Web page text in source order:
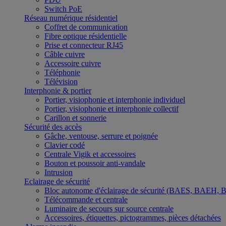
Switch PoE
Réseau numérique résidentiel
Coffret de communication
Fibre optique résidentielle
Prise et connecteur RJ45
Câble cuivre
Accessoire cuivre
Téléphonie
Télévision
Interphonie & portier
Portier, visiophonie et interphonie individuel
Portier, visiophonie et interphonie collectif
Carillon et sonnerie
Sécurité des accès
Gâche, ventouse, serrure et poignée
Clavier codé
Centrale Vigik et accessoires
Bouton et poussoir anti-vandale
Intrusion
Eclairage de sécurité
Bloc autonome d'éclairage de sécurité (BAES,
Télécommande et centrale
Luminaire de secours sur source centrale
Accessoires, étiquettes, pictogrammes, pièces détachées